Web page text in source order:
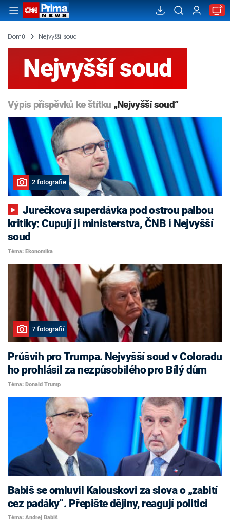
Domů Nejvyšší soud
Nejvyšší soud
Výpis příspěvků ke štítku „Nejvyšší soud“
2 fotografie
Jurečkova superdávka pod ostrou palbou
kritiky: Cupují ji ministerstva, ČNB i Nejvyšší
soud
Téma: Ekonomika
7 fotografií
Průšvih pro Trumpa. Nejvyšší soud v Coloradu
ho prohlásil za nezpůsobilého pro Bílý dům
Téma: Donald Trump
Babiš se omluvil Kalouskovi za slova o „zabití
cez padáky“. Přepište dějiny, reagují politici
Téma: Andrej Babiš